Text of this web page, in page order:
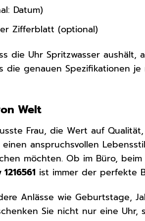
Datum)
Zifferblatt (optional)
Uhr Spritzwasser aushält,
genauen Spezifikationen
Welt
Frau, die Wert auf
anspruchsvollen
möchten. Ob im Büro,
ist immer der perfekte
Anlässe wie Geburtstage,
Sie nicht nur eine Uhr,